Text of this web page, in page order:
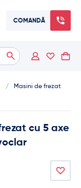
COMANDĂ
use up and down
/
Masini de frezat
cu 5 axe